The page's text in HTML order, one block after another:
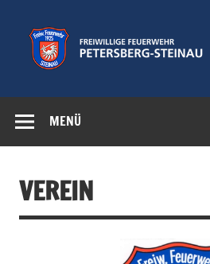
springen
MENÜ
VEREIN